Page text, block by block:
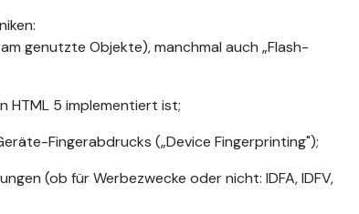
genutzte Objekte), manchmal auch „Flash-
HTML 5 implementiert ist;
Fingerabdrucks („Device Fingerprinting");
(ob für Werbezwecke oder nicht: IDFA, IDFV,